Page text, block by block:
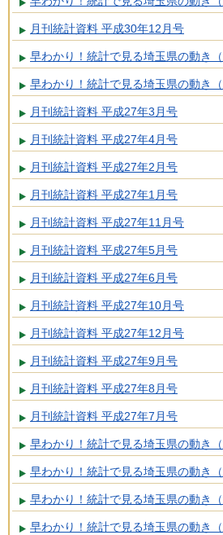
月刊統計資料 平成30年12月号
早わかり！統計で見る埼玉県の動き（
早わかり！統計で見る埼玉県の動き（
月刊統計資料 平成27年3月号
月刊統計資料 平成27年4月号
月刊統計資料 平成27年2月号
月刊統計資料 平成27年1月号
月刊統計資料 平成27年11月号
月刊統計資料 平成27年5月号
月刊統計資料 平成27年6月号
月刊統計資料 平成27年10月号
月刊統計資料 平成27年12月号
月刊統計資料 平成27年9月号
月刊統計資料 平成27年8月号
月刊統計資料 平成27年7月号
早わかり！統計で見る埼玉県の動き
早わかり！統計で見る埼玉県の動き（
早わかり！統計で見る埼玉県の動き
早わかり！統計で見る埼玉県の動き